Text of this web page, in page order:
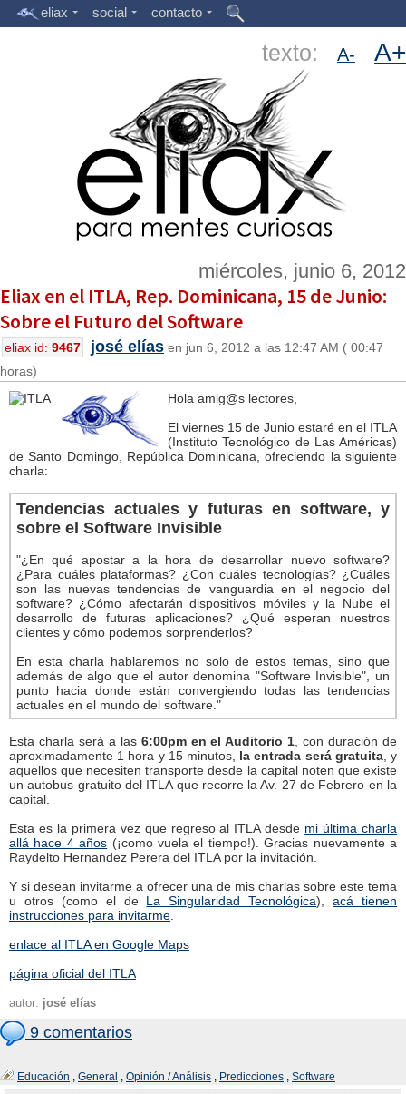
eliax social contacto
texto: A- A+
miércoles, junio 6, 2012
Eliax en el ITLA, Rep. Dominicana, 15 de Junio:
Sobre el Futuro del Software
eliax id: 9467 josé elías en jun 6, 2012 a las 12:47 AM ( 00:47
horas)
Hola amig@s lectores,
El viernes 15 de Junio estaré en el ITLA
(Instituto Tecnológico de Las Américas)
de Santo Domingo, República Dominicana, ofreciendo la siguiente
charla:
Tendencias actuales y futuras en software, y
sobre el Software Invisible
"¿En qué apostar a la hora de desarrollar nuevo software?
¿Para cuáles plataformas? ¿Con cuáles tecnologías? ¿Cuáles
son las nuevas tendencias de vanguardia en el negocio del
software? ¿Cómo afectarán dispositivos móviles y la Nube el
desarrollo de futuras aplicaciones? ¿Qué esperan nuestros
clientes y cómo podemos sorprenderlos?
En esta charla hablaremos no solo de estos temas, sino que
además de algo que el autor denomina "Software Invisible", un
punto hacia donde están convergiendo todas las tendencias
actuales en el mundo del software."
Esta charla será a las 6:00pm en el Auditorio 1 , con duración de
aproximadamente 1 hora y 15 minutos, la entrada será gratuita, y
aquellos que necesiten transporte desde la capital noten que existe
un autobus gratuito del ITLA que recorre la Av. 27 de Febrero en la
capital.
Esta es la primera vez que regreso al ITLA desde mi última charla
allá hace 4 años (¡como vuela el tiempo!). Gracias nuevamente a
Raydelto Hernandez Perera del ITLA por la invitación.
Y si desean invitarme a ofrecer una de mis charlas sobre este tema
u otros (como el de La Singularidad Tecnológica),acá tienen
instrucciones para invitarme
enlace al ITLA en Google Maps
página oficial del ITLA
autor: josé elías
9 comentarios
Educación , General , Opinión / Análisis , Predicciones , Software